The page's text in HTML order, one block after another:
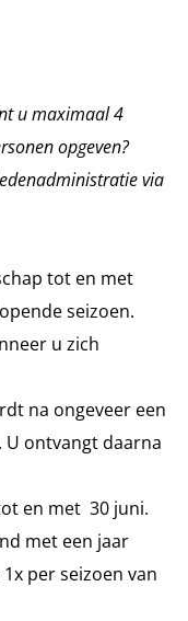
u maximaal 4
opgeven?
via
tot en met
seizoen.
u zich
na ongeveer een
ontvangt daarna
en met 30 juni.
met een jaar
per seizoen van